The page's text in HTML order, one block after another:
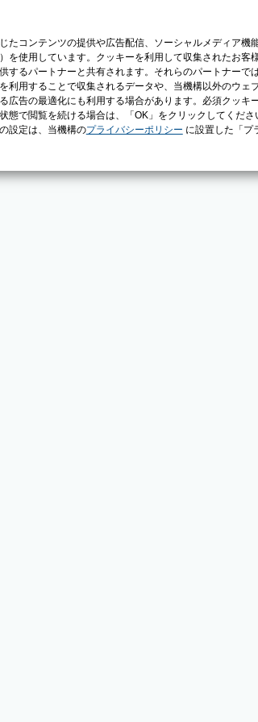
コンテンツの提供や広告配信、ソーシャルメディア機
使用しています。クッキーを利用して収集されたお客
るパートナーと共有されます。それらのパートナーで
用することで収集されるデータや、当機構以外のウェ
告の最適化にも利用する場合があります。必須クッキ
で閲覧を続ける場合は、「OK」をクリックしてくだ
設定は、当機構のプライバシーポリシー に設置した「プ